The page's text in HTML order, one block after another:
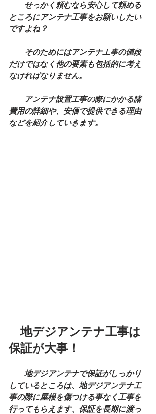
せっかく頼むなら安心して頼める
ところにアンテナ工事をお願いしたい
ですよね？
そのためにはアンテナ工事の値段
だけではなく他の要素も包括的に考え
なければなりません。
アンテナ設置工事の際にかかる諸
費用の詳細や、安価で提供できる理由
などを紹介していきます。
地デジアンテナ工事は
保証が大事！
地デジアンテナで保証がしっかり
しているところは、地デジアンテナ工
事の際に屋根を傷つける事なく工事を
行ってもらえます、保証を長期に渡っ